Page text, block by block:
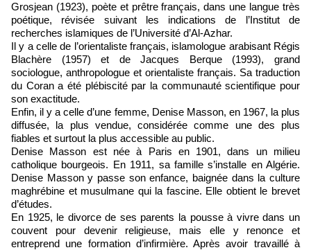
Grosjean (1923), poète et prêtre français, dans une langue très
poétique, révisée suivant les indications de l’Institut de
recherches islamiques de l’Université d’Al-Azhar.
Il y a celle de l’orientaliste français, islamologue arabisant Régis
Blachère (1957) et de Jacques Berque (1993), grand
sociologue, anthropologue et orientaliste français. Sa traduction
du Coran a été plébiscité par la communauté scientifique pour
son exactitude.
Enfin, il y a celle d’une femme, Denise Masson, en 1967, la plus
diffusée, la plus vendue, considérée comme une des plus
fiables et surtout la plus accessible au public.
Denise Masson est née à Paris en 1901, dans un milieu
catholique bourgeois. En 1911, sa famille s’installe en Algérie.
Denise Masson y passe son enfance, baignée dans la culture
maghrébine et musulmane qui la fascine. Elle obtient le brevet
d’études.
En 1925, le divorce de ses parents la pousse à vivre dans un
couvent pour devenir religieuse, mais elle y renonce et
entreprend une formation d’infirmière. Après avoir travaillé à